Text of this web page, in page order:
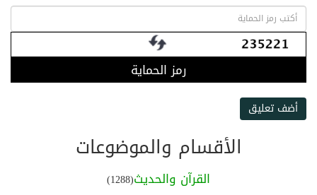
رمز الحماية
أضف تعليق
الأقسام والموضوعات
القرآن والحديث(1288)